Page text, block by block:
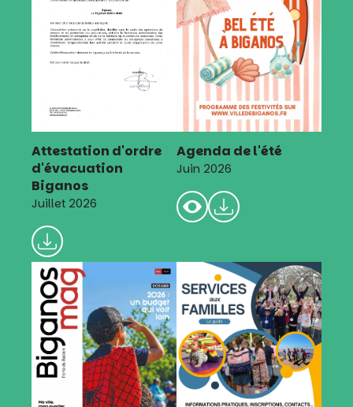
Attestation d'ordre
d'évacuation
Biganos
Juillet 2026
Agenda de l'été
Juin 2026